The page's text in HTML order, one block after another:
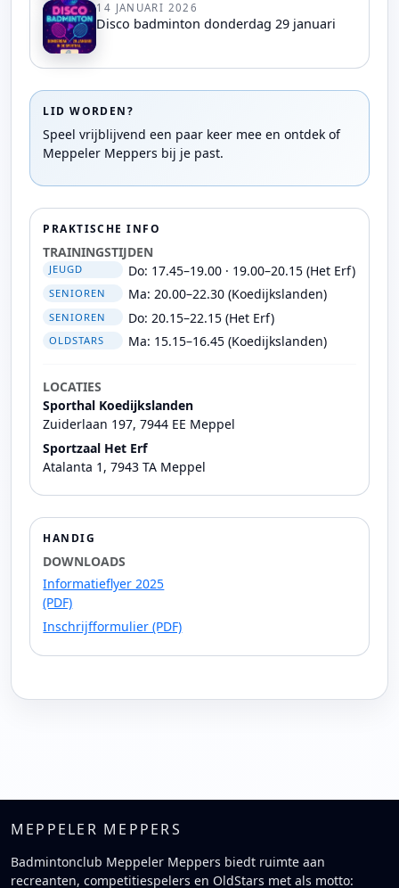
14 JANUARI 2026
Disco badminton donderdag 29 januari
LID WORDEN?
Speel vrijblijvend een paar keer mee en ontdek of
Meppeler Meppers bij je past.
PRAKTISCHE INFO
TRAININGSTIJDEN
JEUGD Do: 17.45–19.00 · 19.00–20.15 (Het Erf)
SENIOREN Ma: 20.00–22.30 (Koedijkslanden)
SENIOREN Do: 20.15–22.15 (Het Erf)
OLDSTARS Ma: 15.15–16.45 (Koedijkslanden)
LOCATIES
Sporthal Koedijkslanden
Zuiderlaan 197, 7944 EE Meppel
Sportzaal Het Erf
Atalanta 1, 7943 TA Meppel
HANDIG
DOWNLOADS
Informatieflyer 2025
(PDF)
Inschrijfformulier (PDF)
MEPPELER MEPPERS
Badmintonclub Meppeler Meppers biedt ruimte aan
recreanten, competitiespelers en OldStars met als motto: